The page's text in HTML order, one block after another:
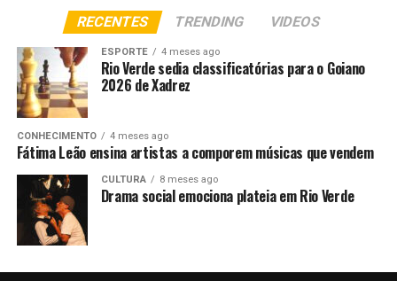
RECENTES TRENDING VIDEOS
ESPORTE 4 meses ago
Rio Verde sedia classificatórias para o Goiano
2026 de Xadrez
CONHECIMENTO 4 meses ago
Fátima Leão ensina artistas a comporem músicas que vendem
CULTURA 8 meses ago
Drama social emociona plateia em Rio Verde